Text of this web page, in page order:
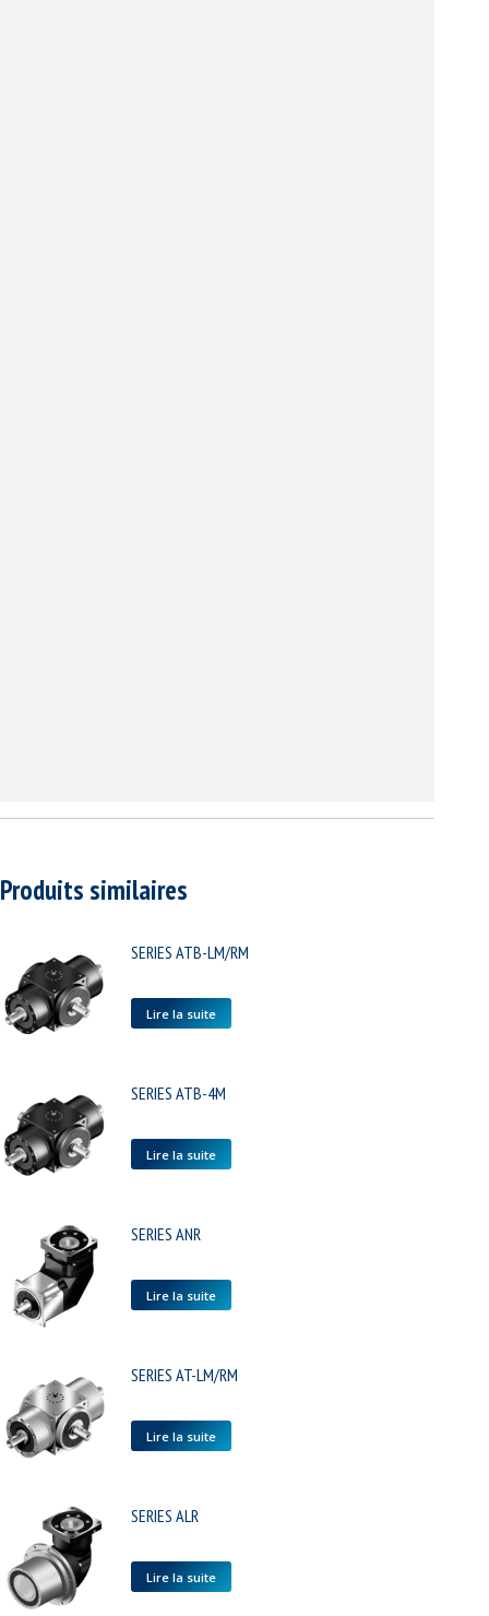
Produits similaires
SERIES ATB-LM/RM
Lire la suite
SERIES ATB-4M
Lire la suite
SERIES ANR
Lire la suite
SERIES AT-LM/RM
Lire la suite
SERIES ALR
Lire la suite